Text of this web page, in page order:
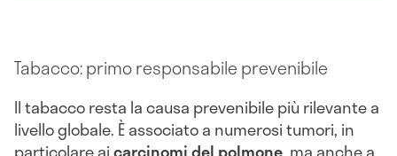
Tabacco: primo responsabile prevenibile
Il tabacco resta la causa prevenibile più rilevante a
livello globale. È associato a numerosi tumori, in